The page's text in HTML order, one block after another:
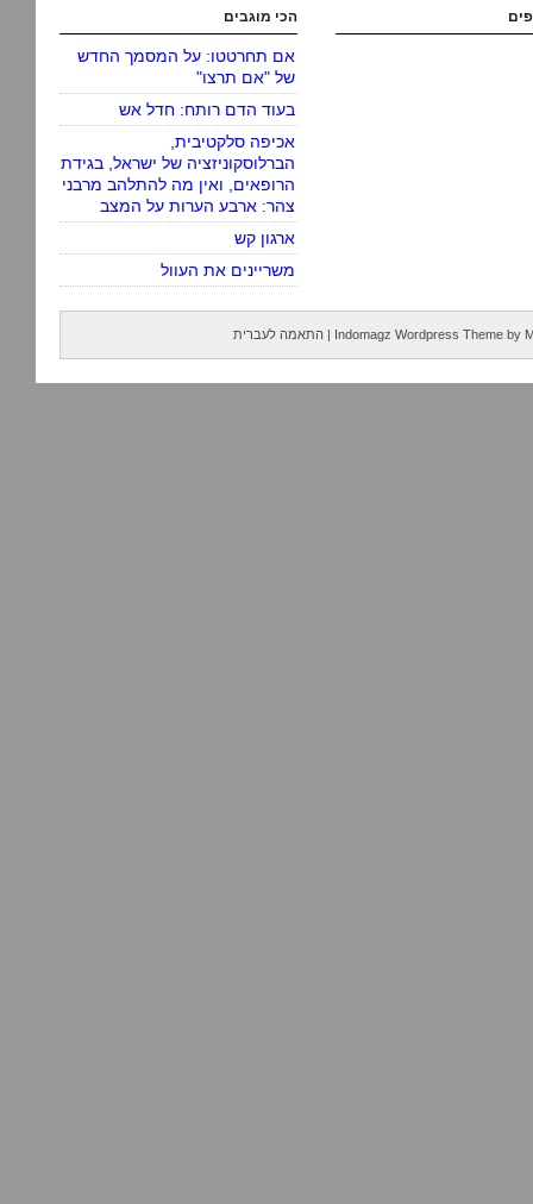
הכי מוגבים
אם תחרטטו: על המסמך החדש
של "אם תרצו"
בעוד הדם רותח: חדל אש
אכיפה סלקטיבית,
הברלוסקוניזציה של ישראל, בגידת
הרופאים, ואין מה להתלהב מרבני
צהר: ארבע הערות על המצב
ארגון קש
משריינים את העוול
Indomagz Wordpress Theme by
| התאמה לעברית